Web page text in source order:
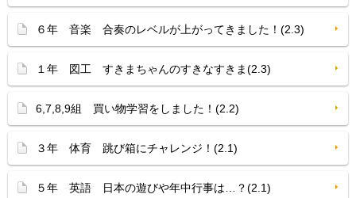
６年 音楽 合奏のレベルが上がってきました！(2.3)
１年 図工 すきまちゃんのすきなすきま(2.3)
6,7,8,9組 買い物学習をしました！(2.2)
３年 体育 跳び箱にチャレンジ！(2.1)
５年 英語 日本の遊びや年中行事は…？(2.1)